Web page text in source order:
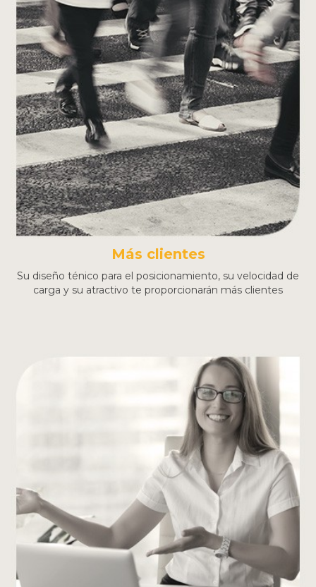
Más clientes
Su diseño ténico para el posicionamiento, su velocidad de
carga y su atractivo te proporcionarán más clientes